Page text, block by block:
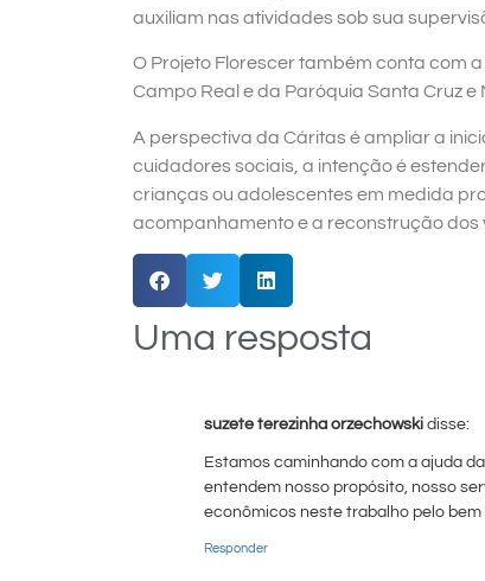
auxiliam nas atividades sob sua
O Projeto Florescer também conta com
Campo Real e da Paróquia Santa Cruz
A perspectiva da Cáritas é ampliar a
cuidadores sociais, a intenção é
crianças ou adolescentes em medida
acompanhamento e a reconstrução dos
Uma resposta
suzete terezinha orzechowski disse:
Estamos caminhando com a ajuda
entendem nosso propósito, nosso
econômicos neste trabalho pelo bem
Responder